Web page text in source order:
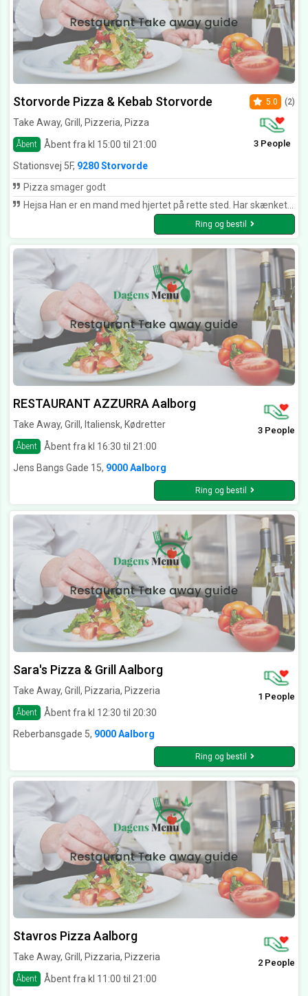
Storvorde Pizza & Kebab Storvorde
Take Away, Grill, Pizzeria, Pizza
Åbent Åbent fra kl 15:00 til 21:00
5.0 (2)
3 People
Stationsvej 5F, 9280 Storvorde
Pizza smager godt
Hejsa Han er en mand med hjertet på rette sted. Har skænket pitza til Dement afdelingen på Storvorde plejecenter 2 gange, mens min mor var der. De ældre hyggede sig. Der var pårørende og plejer som sørgede for at aftenen blev fantastisk Tak for din godhed. Fra en pårørende og de ældre
Ring og bestil
RESTAURANT AZZURRA Aalborg
Take Away, Grill, Italiensk, Kødretter
Åbent Åbent fra kl 16:30 til 21:00
3 People
Jens Bangs Gade 15, 9000 Aalborg
Ring og bestil
Sara's Pizza & Grill Aalborg
Take Away, Grill, Pizzaria, Pizzeria
Åbent Åbent fra kl 12:30 til 20:30
1 People
Reberbansgade 5, 9000 Aalborg
Ring og bestil
Stavros Pizza Aalborg
Take Away, Grill, Pizzaria, Pizzeria
Åbent Åbent fra kl 11:00 til 21:00
2 People